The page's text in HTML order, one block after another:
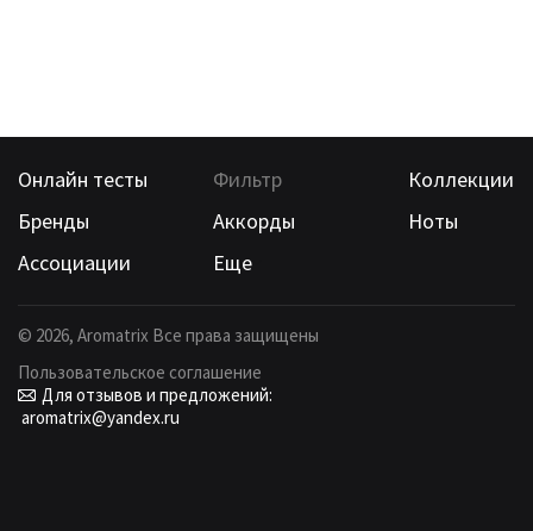
Онлайн тесты Фильтр
Коллекции
Бренды
Аккорды
Ноты
Ассоциации
Еще
© 2026, Aromatrix Все права защищены
Пользовательское соглашение
Для отзывов и предложений:
aromatrix@yandex.ru